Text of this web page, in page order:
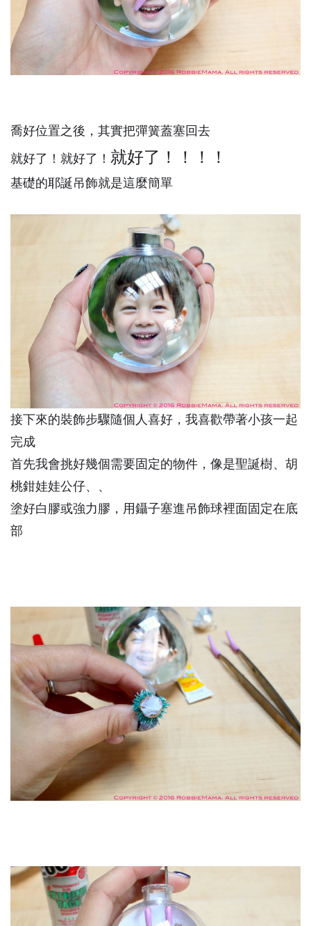
喬好位置之後，其實把彈簧蓋塞回去
就好了！ 就好了！ 就好了！！！！
基礎的耶誕吊飾就是這麼簡單
接下來的裝飾步驟隨個人喜好，我喜歡帶著小孩一起
完成
首先我會挑好幾個需要固定的物件，像是聖誕樹、胡
桃鉗娃娃公仔、、
塗好白膠或強力膠，用鑷子塞進吊飾球裡面固定在底
部